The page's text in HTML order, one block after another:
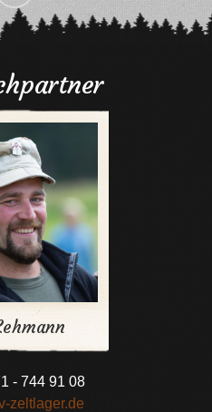
- 744 91 08
zeltlager.de